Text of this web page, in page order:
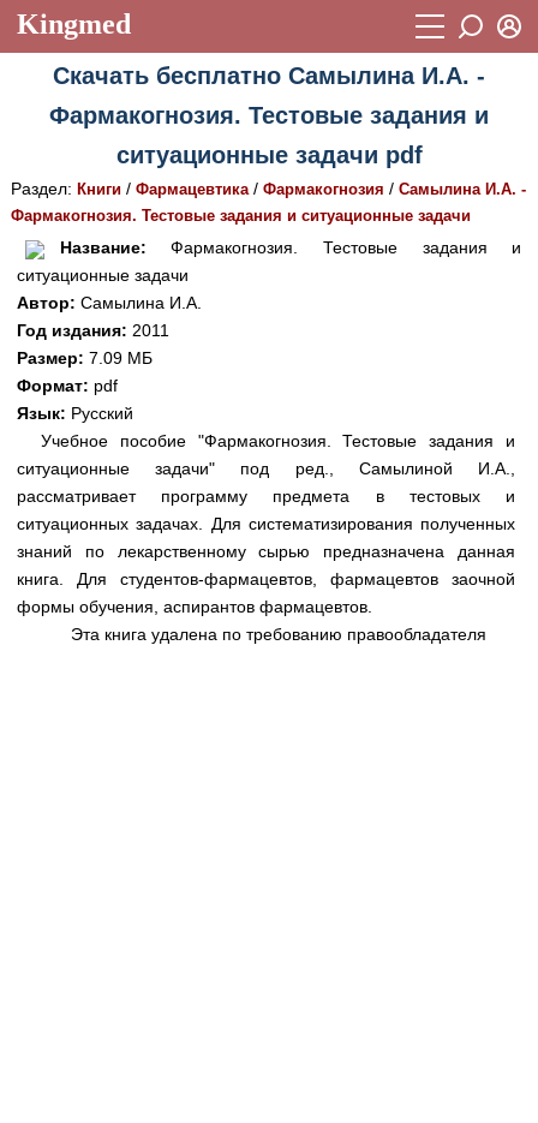
Kingmed
Учебный материал
Видеогалерея 899
Истории болезней 1268
Лекции и презентации
Аккредитационные тесты
Методические рекомендации
Научно-популярное
Новости (244)
Медицинская стандартизация
Нормативы экстренной и неотложной помощи
Нормы лабораторных и инструментальных
Восстановить пароль
Регистрация
Скачать бесплатно Самылина И.А. -
Фармакогнозия. Тестовые задания и
ситуационные задачи pdf
Раздел: Книги/ Фармацевтика/ Фармакогнозия / Самылина И.А. -
Фармакогнозия. Тестовые задания и ситуационные задачи
Название: Фармакогнозия. Тестовые задания и
ситуационные задачи
Автор: Самылина И.А.
Год издания: 2011
Размер: 7.09 МБ
Формат: pdf
Язык: Русский
Учебное пособие "Фармакогнозия. Тестовые задания и
ситуационные задачи" под ред., Самылиной И.А.,
рассматривает программу предмета в тестовых и
ситуационных задачах. Для систематизирования полученных
знаний по лекарственному сырью предназначена данная
книга. Для студентов-фармацевтов, фармацевтов заочной
формы обучения, аспирантов фармацевтов.
Эта книга удалена по требованию правообладателя